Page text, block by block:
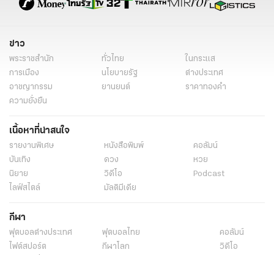
ข่าว
พระราชสำนัก ทั่วไทย
ในกระแส
การเมือง
นโยบายรัฐ
ต่างประเทศ
อาชญากรรม
ยานยนต์
ราคาทองคำ
ความยั่งยืน
เนื้อหาที่น่าสนใจ
รายงานพิเศษ หนังสือพิมพ์
คอลัมน์
บันเทิง
ดวง
หวย
นิยาย
วิดีโอ
Podcast
ไลฟ์สไตล์
มัลติมีเดีย
กีฬา
ฟุตบอลต่่างประเทศ ฟุตบอลไทย
คอลัมน์
ไฟต์สปอร์ต
กีฬาโลก
วิดีโอ